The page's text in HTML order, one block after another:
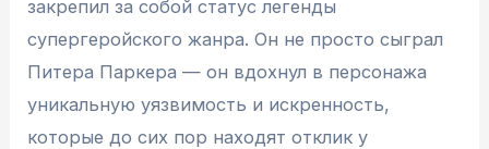
закрепил за собой статус легенды
супергеройского жанра. Он не просто сыграл
Питера Паркера — он вдохнул в персонажа
уникальную уязвимость и искренность,
которые до сих пор находят отклик у